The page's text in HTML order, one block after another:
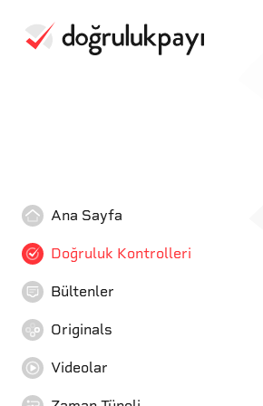
Ana Sayfa
Doğruluk Kontrolleri
Bültenler
Originals
Videolar